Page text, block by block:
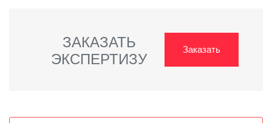
ЗАКАЗАТЬ
ЭКСПЕРТИЗУ
Заказать